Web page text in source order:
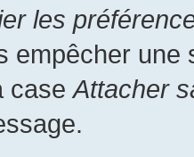
les
empêcher
caseAttacher